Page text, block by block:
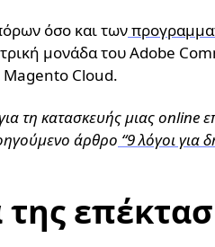
όσο και των
μονάδα του Adobe
Magento Cloud.
τη κατασκευής μιας online
άρθρο “9 λόγοι για